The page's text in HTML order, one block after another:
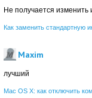
Не получается
Как заменить стандартную
Maxim
лучший
Mac OS X: как отключить